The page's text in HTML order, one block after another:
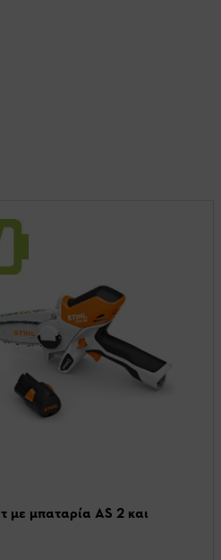
με μπαταρία AS 2 και